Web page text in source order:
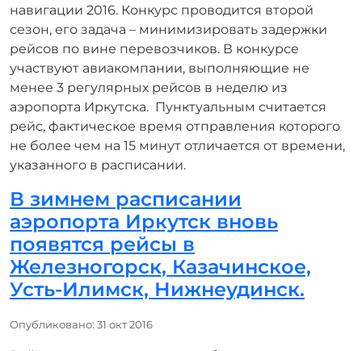
навигации 2016. Конкурс проводится второй
сезон, его задача – минимизировать задержки
рейсов по вине перевозчиков. В конкурсе
участвуют авиакомпании, выполняющие не
менее 3 регулярных рейсов в неделю из
аэропорта Иркутска. Пунктуальным считается
рейс, фактическое время отправления которого
не более чем на 15 минут отличается от времени,
указанного в расписании.
В зимнем расписании
аэропорта Иркутск вновь
появятся рейсы в
Железногорск, Казачинское,
Усть-Илимск, Нижнеудинск.
Информация о материале
Опубликовано: 31 окт 2016